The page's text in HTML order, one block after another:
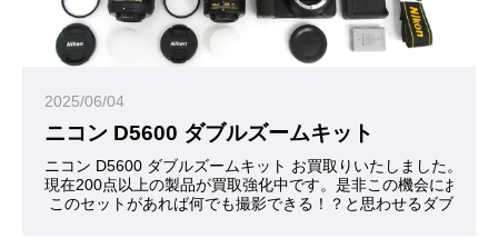
2025/06/04
ニコン D5600 ダブルズームキット
ニコン D5600 ダブルズームキット お買取りいたしました。あ
現在200点以上の製品が買取強化中です。是非この機会にお問合
このセットがあれば何でも撮影できる！？と思わせるダブル―